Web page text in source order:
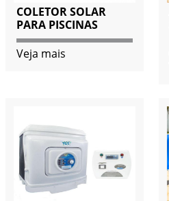
COLETOR SOLAR
PARA PISCINAS
Veja mais